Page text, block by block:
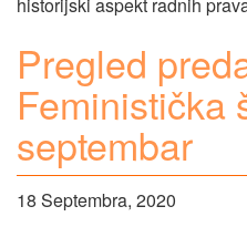
historijski aspekt radnih
Pregled
Feministička
septembar
18 Septembra, 2020